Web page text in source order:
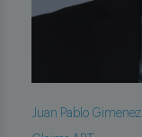
Juan Pablo Gimenez